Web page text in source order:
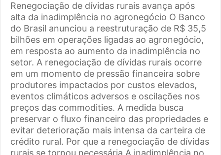
Renegociação de dívidas rurais avança após
alta da inadimplência no agronegócio O Banco
do Brasil anunciou a reestruturação de R$ 35,5
bilhões em operações ligadas ao agronegócio,
em resposta ao aumento da inadimplência no
setor. A renegociação de dívidas rurais ocorre
em um momento de pressão financeira sobre
produtores impactados por custos elevados,
eventos climáticos adversos e oscilações nos
preços das commodities. A medida busca
preservar o fluxo financeiro das propriedades e
evitar deterioração mais intensa da carteira de
crédito rural. Por que a renegociação de dívidas